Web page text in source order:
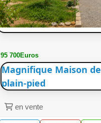
95 700Euros
Magnifique Maison de
plain-pied
en vente